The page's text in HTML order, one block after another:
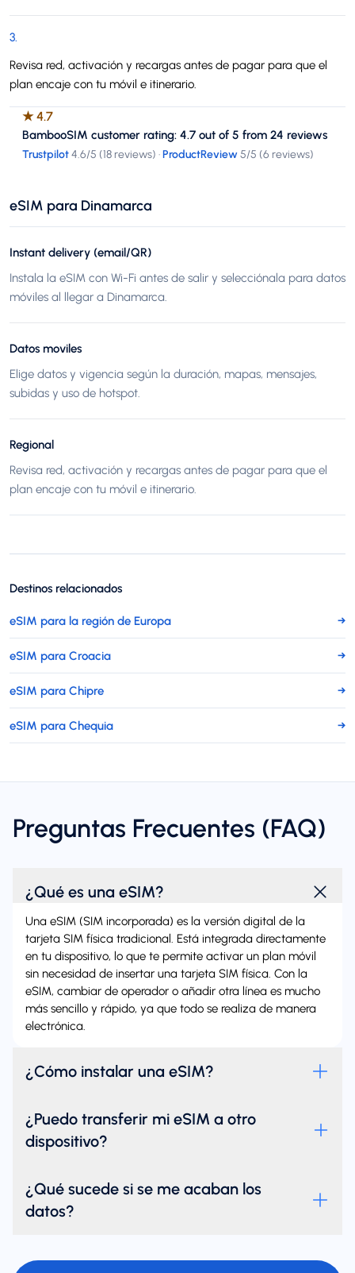
3.
Revisa red, activación y recargas antes de pagar para que el
plan encaje con tu móvil e itinerario.
★4.7
BambooSIM customer rating: 4.7 out of 5 from 24 reviews
Trustpilot4.6/5 (18 reviews) ·ProductReview5/5 (6 reviews)
eSIM para Dinamarca
Instant delivery (email/QR)
Instala la eSIM con Wi-Fi antes de salir y selecciónala para datos
móviles al llegar a Dinamarca.
Datos moviles
Elige datos y vigencia según la duración, mapas, mensajes,
subidas y uso de hotspot.
Regional
Revisa red, activación y recargas antes de pagar para que el
plan encaje con tu móvil e itinerario.
Destinos relacionados
eSIM para la región de Europa →
eSIM para Croacia →
eSIM para Chipre →
eSIM para Chequia →
Preguntas Frecuentes (FAQ)
¿Qué es una eSIM?
Una eSIM (SIM incorporada) es la versión digital de la
tarjeta SIM física tradicional. Está integrada directamente
en tu dispositivo, lo que te permite activar un plan móvil
sin necesidad de insertar una tarjeta SIM física. Con la
eSIM, cambiar de operador o añadir otra línea es mucho
más sencillo y rápido, ya que todo se realiza de manera
electrónica.
¿Cómo instalar una eSIM?
¿Puedo transferir mi eSIM a otro
dispositivo?
¿Qué sucede si se me acaban los
datos?